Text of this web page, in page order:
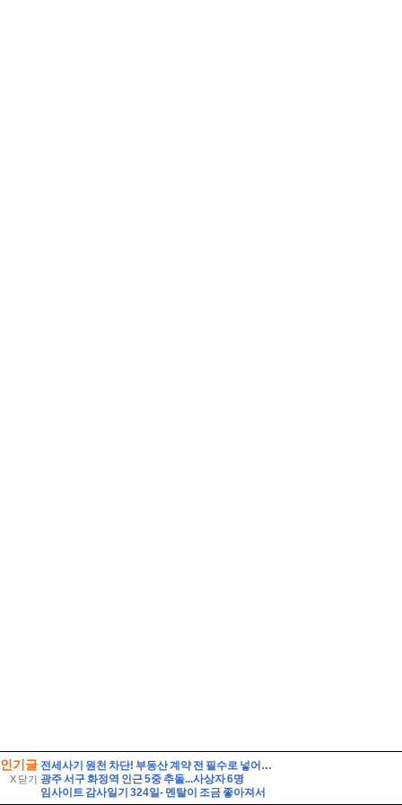
인기글
X 닫기
전세사기 원천 차단! 부동산 계약 전 필수로 넣어야 할 특약 문구 5가지와 등기부등본 해독법
광주 서구 화정역 인근 5중 추돌...사상자 6명
임사이트 감사일기 324일- 멘탈이 조금 좋아져서